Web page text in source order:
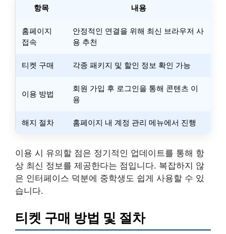
항목 내용
홈페이지
접속
안정적인 연결을 위해 최신 브라우저 사
용 추천
티켓 구매 각종 패키지 및 할인 정보 확인 가능
이용 방법
회원 가입 후 로그인을 통해 콘텐츠 이
용
해지 절차 홈페이지 내 계정 관리 메뉴에서 진행
이용 시 유의할 점은 정기적인 업데이트를 통해 항
상 최신 정보를 제공한다는 점입니다. 복잡하지 않
은 인터페이스 덕분에 중학생도 쉽게 사용할 수 있
습니다.
티켓 구매 방법 및 절차